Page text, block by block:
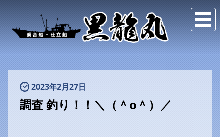
2023年2月27日
調査 釣り！！＼（＾o＾）／